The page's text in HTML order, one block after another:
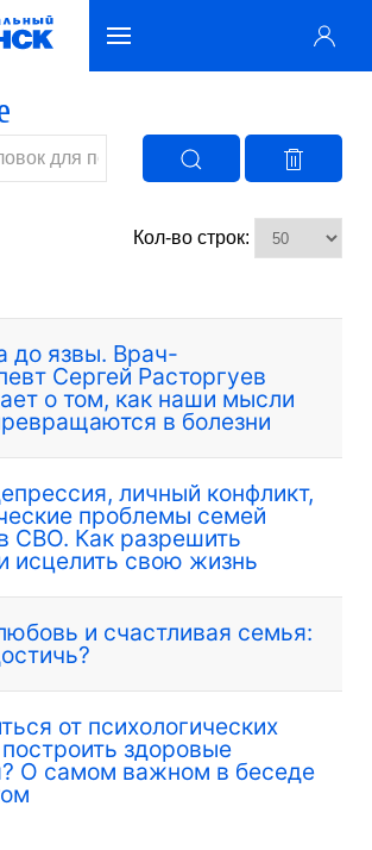
Кол-во строк:
до язвы. Врач-
Сергей Расторгуев
о том, как наши мысли
в болезни
личный конфликт,
проблемы семей
СВО. Как разрешить
исцелить свою жизнь
и счастливая семья:
от психологических
здоровые
О самом важном в беседе